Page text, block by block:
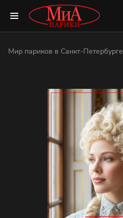
Мир париков в Санкт-Петербурге